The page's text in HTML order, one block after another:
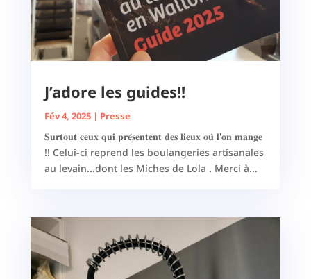
J’adore les guides!!
Fév 4, 2025| Presse
𝐒𝐮𝐫𝐭𝐨𝐮𝐭 𝐜𝐞𝐮𝐱 𝐪𝐮𝐢 𝐩𝐫𝐞́𝐬𝐞𝐧𝐭𝐞𝐧𝐭 𝐝𝐞𝐬 𝐥𝐢𝐞𝐮𝐱 𝐨𝐮̀ 𝐥'𝐨𝐧 𝐦𝐚𝐧𝐠𝐞
!! Celui-ci reprend les boulangeries artisanales
au levain...dont les Miches de Lola . Merci à...